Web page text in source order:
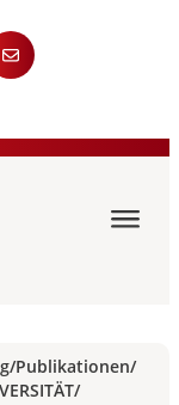
/Publikationen/
/